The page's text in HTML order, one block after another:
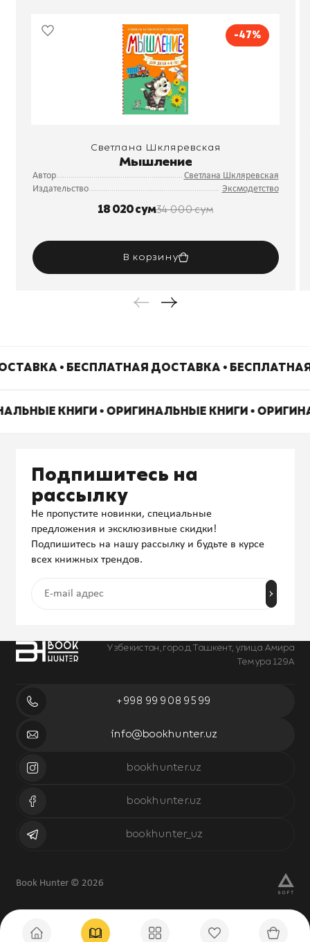
-47%
Светлана Шкляревская
Мышление
Автор
Светлана Шкляревская
Издательство
Эксмодетство
18 020 сум34 000 сум
В корзину
• БЕСПЛАТНАЯ ДОСТАВКА •
КНИГИ • ОРИГИНАЛЬНЫЕ КНИГИ •
Узбекистан, город Ташкент, улица Амира
Темура 129А
+998 99 908 95 99
info@bookhunter.uz
bookhunter.uz
bookhunter.uz
bookhunter_uz
Подпишитесь на
рассылку
Не пропустите новинки, специальные
предложения и эксклюзивные скидки!
Подпишитесь на нашу рассылку и будьте в курсе
всех книжных трендов.
Book Hunter © 2026